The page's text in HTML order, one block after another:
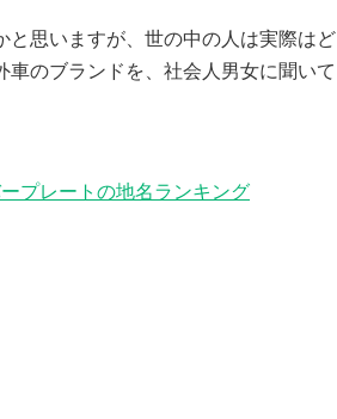
思いますが、世の中の人は実際はど
のブランドを、社会人男女に聞いて
プレートの地名ランキング